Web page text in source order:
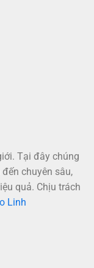
Tại đây chúng
chuyên sâu,
quả. Chịu trách
Linh